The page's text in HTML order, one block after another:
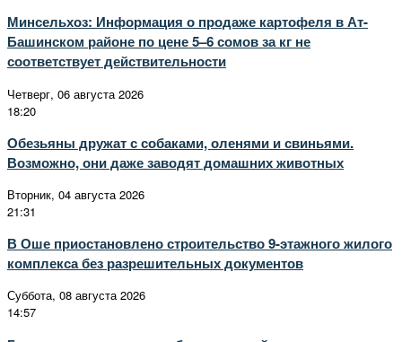
Минсельхоз: Информация о продаже картофеля в Ат-
Башинском районе по цене 5–6 сомов за кг не
соответствует действительности
Четверг, 06 августа 2026
18:20
Обезьяны дружат с собаками, оленями и свиньями.
Возможно, они даже заводят домашних животных
Вторник, 04 августа 2026
21:31
В Оше приостановлено строительство 9-этажного жилого
комплекса без разрешительных документов
Суббота, 08 августа 2026
14:57